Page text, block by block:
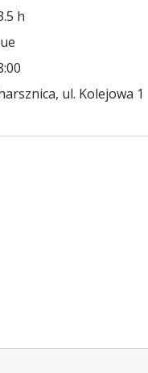
h
ul. Kolejowa 1